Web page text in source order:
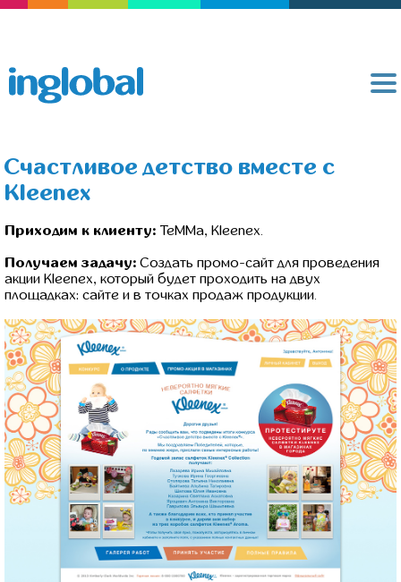
Счастливое детство вместе с
Kleenex
Приходим к клиенту: TeMMa, Kleenex.
Получаем задачу: Создать промо-сайт для проведения
акции Kleenex, который будет проходить на двух
площадках: сайте и в точках продаж продукции.